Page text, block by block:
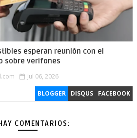
esperan reunión con el
sobre verifones
Jul 06, 2026
BLOGGER DISQUS FACEBOOK
COMENTARIOS: